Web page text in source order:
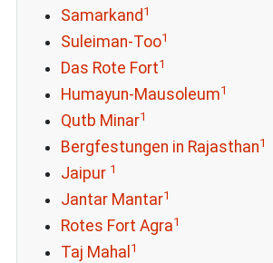
Samarkand 1
Suleiman-Too1
Das Rote Fort1
Humayun-Mausoleum1
Qutb Minar1
Bergfestungen in Rajasthan1
Jaipur 1
Jantar Mantar1
Rotes Fort Agra1
Taj Mahal 1